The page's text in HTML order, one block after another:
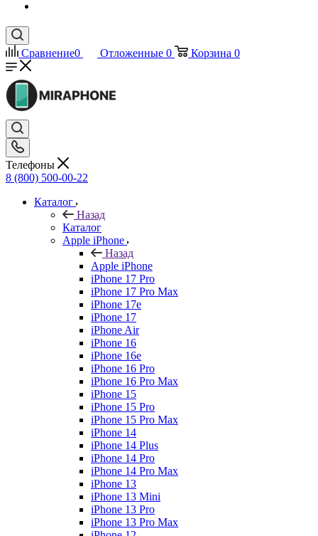
Сравнение0 Отложенные 0 Корзина 0
Телефоны
8 (800) 500-00-22
Каталог
Назад
Каталог
Apple iPhone
Назад
Apple iPhone
iPhone 17 Pro
iPhone 17 Pro Max
iPhone 17e
iPhone 17
iPhone Air
iPhone 16
iPhone 16e
iPhone 16 Pro
iPhone 16 Pro Max
iPhone 15
iPhone 15 Pro
iPhone 15 Pro Max
iPhone 14
iPhone 14 Plus
iPhone 14 Pro
iPhone 14 Pro Max
iPhone 13
iPhone 13 Mini
iPhone 13 Pro
iPhone 13 Pro Max